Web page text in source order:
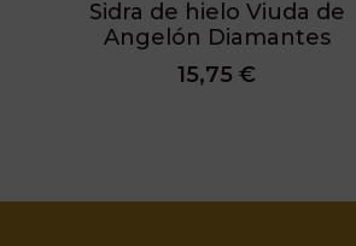
Sidra de hielo Viuda de
Angelón Diamantes
15,75 €